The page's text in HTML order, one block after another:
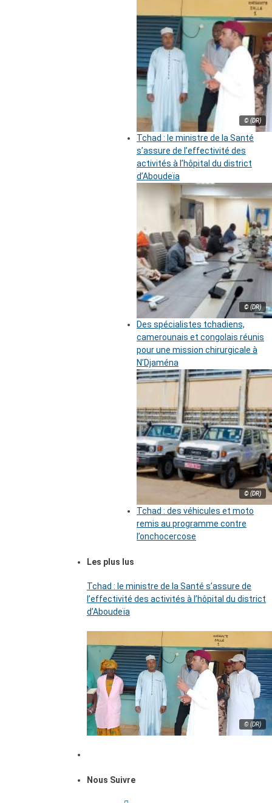
© (DR)
Tchad : le ministre de la Santé
s’assure de l’effectivité des
activités à l’hôpital du district
d’Aboudeïa
© (DR)
Des spécialistes tchadiens,
camerounais et congolais réunis
pour une mission chirurgicale à
N’Djaména
© (DR)
Tchad : des véhicules et moto
remis au programme contre
l’onchocercose
Les plus lus
Tchad : le ministre de la Santé s’assure de
l’effectivité des activités à l’hôpital du district
d’Aboudeïa
© (DR)
Nous Suivre